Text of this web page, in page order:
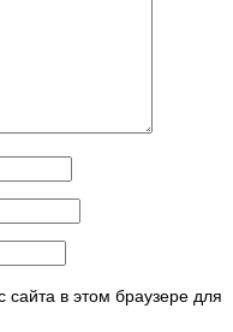
в этом браузере для